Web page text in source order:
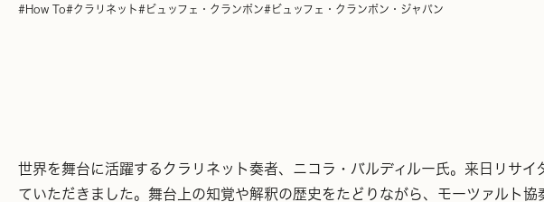
#How To#クラリネット#ビュッフェ・クランポン#ビュッフェ・クランポン・ジャパン
世界を舞台に活躍するクラリネット奏者、ニコラ・バルディルー氏。来日リサ
ていただきました。舞台上の知覚や解釈の歴史をたどりながら、モーツァルト協